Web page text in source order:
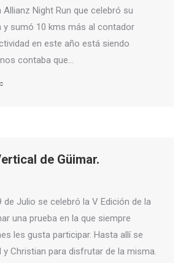
Night Run que celebró su
y sumó 10 kms más al contador
en este año está siendo
contaba que…
de Güimar.
de Julio se celebró la V Edición de la
una prueba en la que siempre
les gusta participar. Hasta allí se
Christian para disfrutar de la misma.